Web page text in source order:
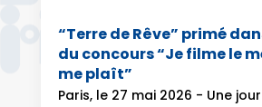
“Terre de Rêve” primé
du concours “Je filme le
me plaît”
Paris, le 27 mai 2026 - Une